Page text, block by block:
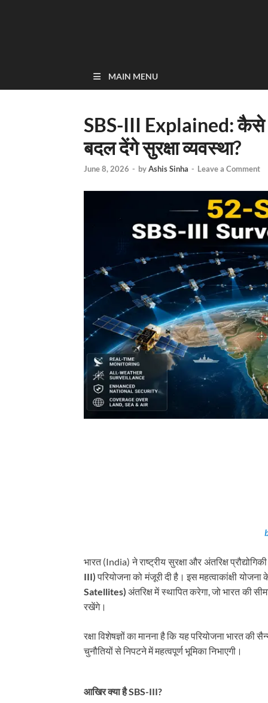
MAIN MENU
SBS-III Explained:
बदल देंगे सुरक्षा व्यवस्था?
June 8, 2026 - byAshis Sinha - Leave a Comment
भारत (India) ने राष्ट्रीय सुरक्षा और अंतरिक्ष
III)परियोजना को मंजूरी दी है। इस महत्वाकांक्षी
Satellites) अंतरिक्ष में स्थापित करेगा, जो भारत की
रखेंगे।
रक्षा विशेषज्ञों का मानना है कि यह परियोजना भारत की
चुनौतियों से निपटने में महत्वपूर्ण भूमिका निभाएगी।
आखिर क्या है SBS-III?